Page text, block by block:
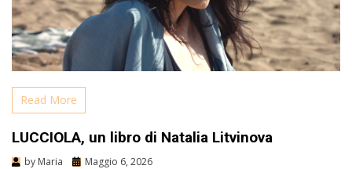
Read More
LUCCIOLA, un libro di Natalia Litvinova
by Maria Maggio 6, 2026